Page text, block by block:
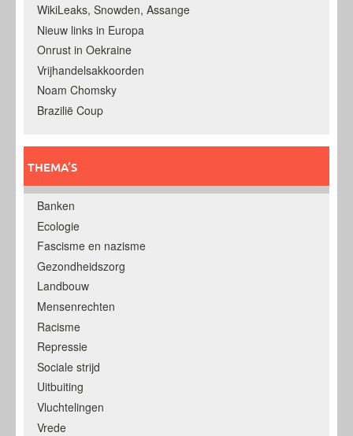
WikiLeaks, Snowden, Assange
Nieuw links in Europa
Onrust in Oekraine
Vrijhandelsakkoorden
Noam Chomsky
Brazilië Coup
THEMA’S
Banken
Ecologie
Fascisme en nazisme
Gezondheidszorg
Landbouw
Mensenrechten
Racisme
Repressie
Sociale strijd
Uitbuiting
Vluchtelingen
Vrede